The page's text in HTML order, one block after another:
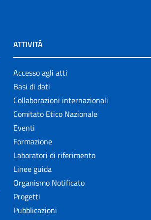
ATTIVITÀ
Accesso agli atti
Basi di dati
Collaborazioni internazionali
Comitato Etico Nazionale
Eventi
Formazione
Laboratori di riferimento
Linee guida
Organismo Notificato
Progetti
Pubblicazioni